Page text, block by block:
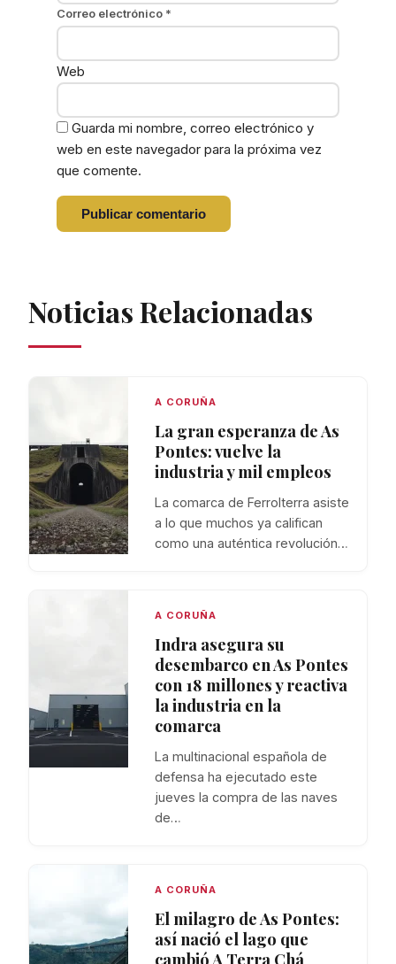
Correo electrónico *
Web
Guarda mi nombre, correo electrónico y
web en este navegador para la próxima vez
que comente.
Noticias Relacionadas
A CORUÑA
La gran esperanza de As
Pontes: vuelve la
industria y mil empleos
La comarca de Ferrolterra asiste
a lo que muchos ya califican
como una auténtica revolución…
A CORUÑA
Indra asegura su
desembarco en As Pontes
con 18 millones y reactiva
la industria en la
comarca
La multinacional española de
defensa ha ejecutado este
jueves la compra de las naves
de…
A CORUÑA
El milagro de As Pontes:
así nació el lago que
cambió A Terra Chá